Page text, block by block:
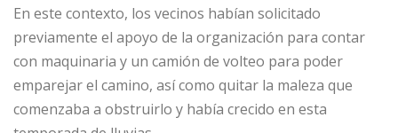
En este contexto, los vecinos habían solicitado
previamente el apoyo de la organización para contar
con maquinaria y un camión de volteo para poder
emparejar el camino, así como quitar la maleza que
comenzaba a obstruirlo y había crecido en esta